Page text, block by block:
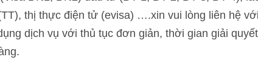
thị thực điện tử (evisa) ….xin vui lòng liên hệ
dịch vụ với thủ tục đơn giản, thời gian giải